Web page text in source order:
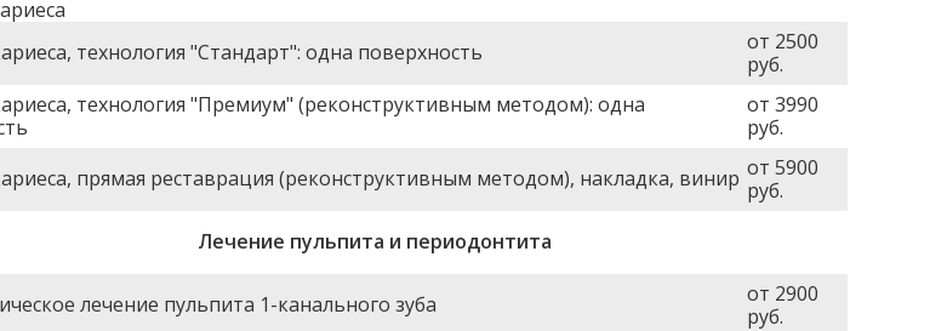
технология "Стандарт": одна поверхность
от 2500
руб.
технология "Премиум" (реконструктивным методом): одна
от 3990
руб.
прямая реставрация (реконструктивным методом), накладка, винир от 5900
руб.
Лечение пульпита и периодонтита
лечение пульпита 1-канального зуба
от 2900
руб.